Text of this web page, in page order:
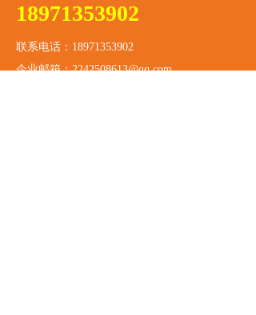
18971353902
联系电话：18971353902
企业邮箱：2242508613@qq.com